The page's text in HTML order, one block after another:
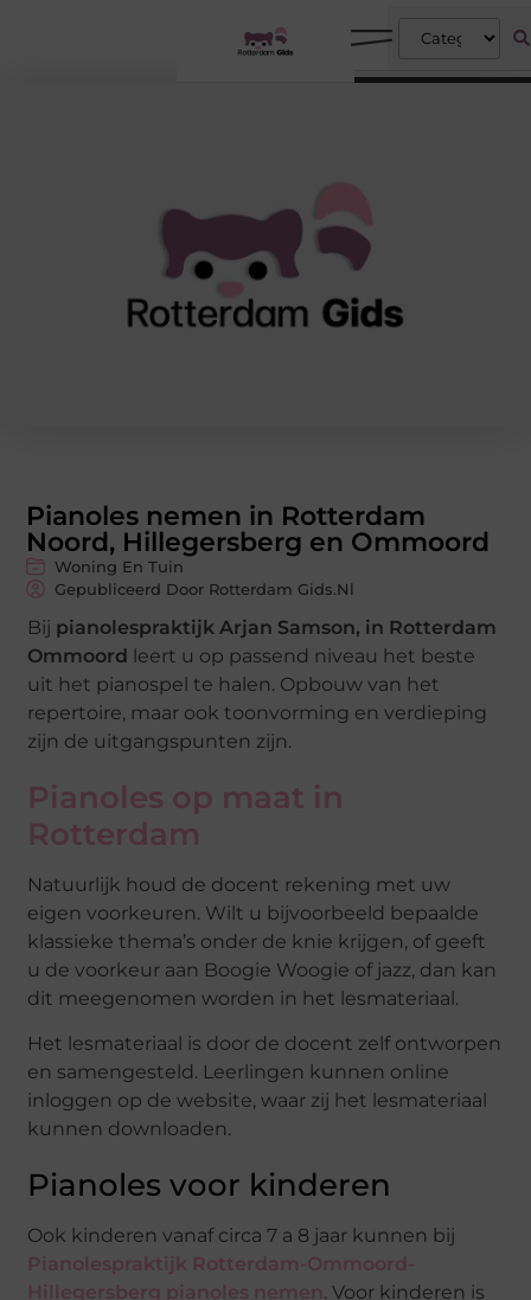
Pianoles nemen in Rotterdam
Noord, Hillegersberg en Ommoord
Woning En Tuin
Gepubliceerd Door Rotterdam Gids.nl
Bij pianolespraktijk Arjan Samson, in Rotterdam
Ommoord leert u op passend niveau het beste
uit het pianospel te halen. Opbouw van het
repertoire, maar ook toonvorming en verdieping
zijn de uitgangspunten zijn.
Pianoles op maat in
Rotterdam
Natuurlijk houd de docent rekening met uw
eigen voorkeuren. Wilt u bijvoorbeeld bepaalde
klassieke thema’s onder de knie krijgen, of geeft
u de voorkeur aan Boogie Woogie of jazz, dan kan
dit meegenomen worden in het lesmateriaal.
Het lesmateriaal is door de docent zelf ontworpen
en samengesteld. Leerlingen kunnen online
inloggen op de website, waar zij het lesmateriaal
kunnen downloaden.
Pianoles voor kinderen
Ook kinderen vanaf circa 7 a 8 jaar kunnen bij
Pianolespraktijk Rotterdam-Ommoord-
Hillegersberg pianoles nemen. Voor kinderen is